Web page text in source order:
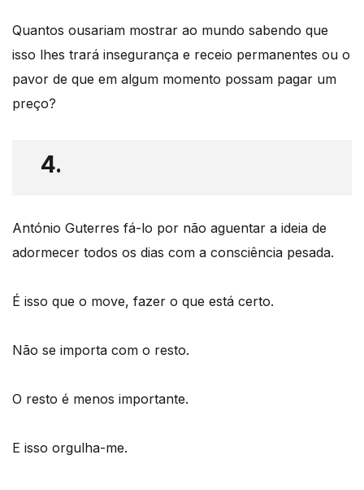
Quantos ousariam mostrar ao mundo sabendo que
isso lhes trará insegurança e receio permanentes ou o
pavor de que em algum momento possam pagar um
preço?
4.
António Guterres fá-lo por não aguentar a ideia de
adormecer todos os dias com a consciência pesada.
É isso que o move, fazer o que está certo.
Não se importa com o resto.
O resto é menos importante.
E isso orgulha-me.